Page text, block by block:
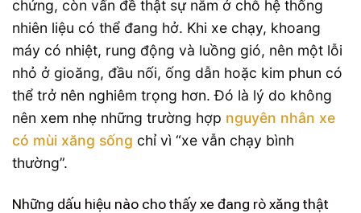
chứng, còn vấn đề thật sự nằm ở chỗ hệ thống
nhiên liệu có thể đang hở. Khi xe chạy, khoang
máy có nhiệt, rung động và luồng gió, nên một lỗi
nhỏ ở gioăng, đầu nối, ống dẫn hoặc kim phun có
thể trở nên nghiêm trọng hơn. Đó là lý do không
nên xem nhẹ những trường hợp nguyên nhân xe
có mùi xăng sống chỉ vì “xe vẫn chạy bình
thường”.
Những dấu hiệu nào cho thấy xe đang rò xăng thật